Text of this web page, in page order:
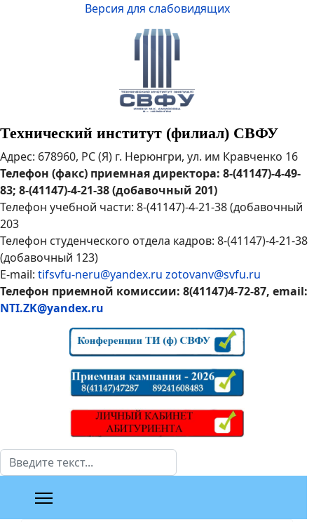
Версия для слабовидящих
Технический институт (филиал) СВФУ
Адрес: 678960, РС (Я) г. Нерюнгри, ул. им Кравченко 16
Телефон (факс) приемная директора: 8-(41147)-4-49-
83; 8-(41147)-4-21-38 (добавочный 201)
Телефон учебной части: 8-(41147)-4-21-38 (добавочный
203
Телефон студенческого отдела кадров: 8-(41147)-4-21-38
(добавочный 123)
E-mail: tifsvfu-neru@yandex.ru zotovanv@svfu.ru
Телефон приемной комиссии: 8(41147)4-72-87, email:
NTI.ZK@yandex.ru
Поиск